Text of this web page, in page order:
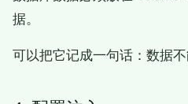
据。
可以把它记成一句话：数据不